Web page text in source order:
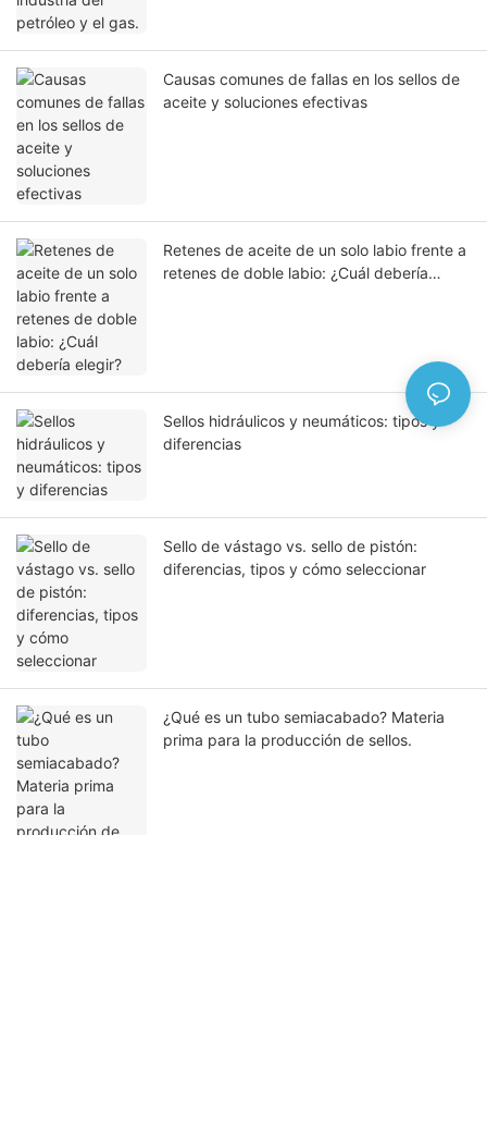
Causas comunes de fallas en los sellos de
aceite y soluciones efectivas
Retenes de aceite de un solo labio frente a
retenes de doble labio: ¿Cuál debería
Sellos hidráulicos y neumáticos: tipos y
diferencias
Sello de vástago vs. sello de pistón:
diferencias, tipos y cómo seleccionar
¿Qué es un tubo semiacabado? Materia
prima para la producción de sellos.